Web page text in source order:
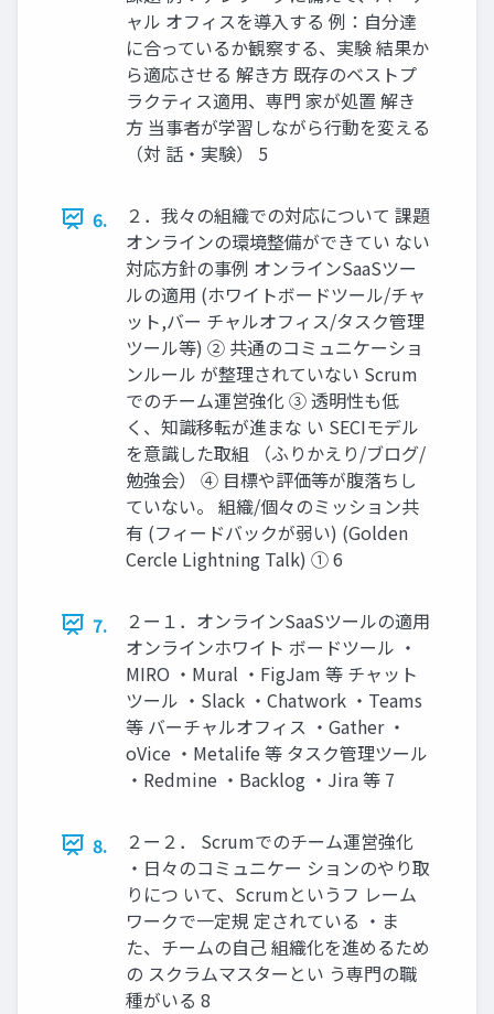
ャル オフィスを導入する 例：自分達
に合っているか観察する、実験 結果か
ら適応させる 解き方 既存のベストプ
ラクティス適用、専門 家が処置 解き
方 当事者が学習しながら行動を変える
（対 話・実験） 5
6.
２．我々の組織での対応について 課題
オンラインの環境整備ができてい ない
対応方針の事例 オンラインSaaSツー
ルの適用 (ホワイトボードツール/チャ
ット,バー チャルオフィス/タスク管理
ツール等) ② 共通のコミュニケーショ
ンルール が整理されていない Scrum
でのチーム運営強化 ③ 透明性も低
く、知識移転が進まな い SECIモデル
を意識した取組 （ふりかえり/ブログ/
勉強会） ④ 目標や評価等が腹落ちし
ていない。 組織/個々のミッション共
有 (フィードバックが弱い) (Golden
Cercle Lightning Talk) ① 6
7.
２ー１．オンラインSaaSツールの適用
オンラインホワイト ボードツール ・
MIRO ・Mural ・FigJam 等 チャット
ツール ・Slack ・Chatwork ・Teams
等 バーチャルオフィス ・Gather ・
oVice ・Metalife 等 タスク管理ツール
・Redmine ・Backlog ・Jira 等 7
8.
２ー２． Scrumでのチーム運営強化
・日々のコミュニケー ションのやり取
りにつ いて、Scrumというフ レーム
ワークで一定規 定されている ・ま
た、チームの自己 組織化を進めるため
の スクラムマスターとい う専門の職
種がいる 8